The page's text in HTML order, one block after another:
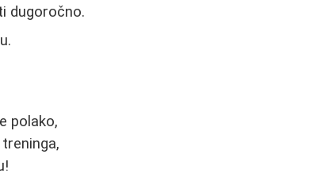
dugoročno.
polako,